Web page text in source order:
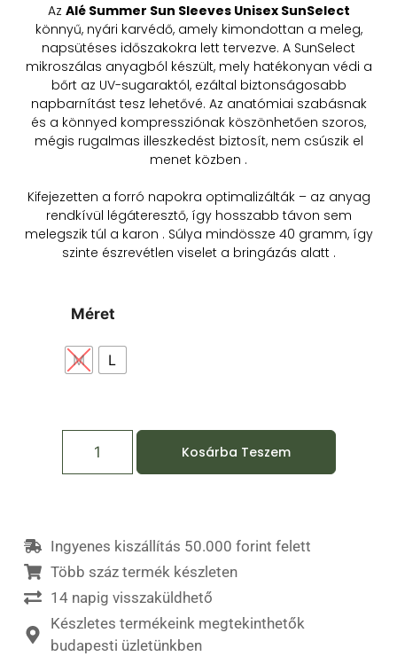
Az Alé Summer Sun Sleeves Unisex SunSelect
könnyű, nyári karvédő, amely kimondottan a meleg,
napsütéses időszakokra lett tervezve. A SunSelect
mikroszálas anyagból készült, mely hatékonyan védi a
bőrt az UV-sugaraktól, ezáltal biztonságosabb
napbarnítást tesz lehetővé. Az anatómiai szabásnak
és a könnyed kompressziónak köszönhetően szoros,
mégis rugalmas illeszkedést biztosít, nem csúszik el
menet közben .
Kifejezetten a forró napokra optimalizálták – az anyag
rendkívül légáteresztő, így hosszabb távon sem
melegszik túl a karon . Súlya mindössze 40 gramm, így
szinte észrevétlen viselet a bringázás alatt.
Méret
M L
Kosárba Teszem
Ingyenes kiszállítás 50.000 forint felett
Több száz termék készleten
14 napig visszaküldhető
Készletes termékeink megtekinthetők
budapesti üzletünkben